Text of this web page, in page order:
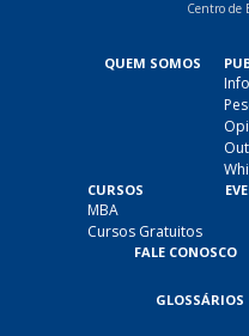
Centro de
QUEM SOMOS
CURSOS
MBA
Cursos Gratuitos
FALE CONOSCO
GLOSSÁRIOS